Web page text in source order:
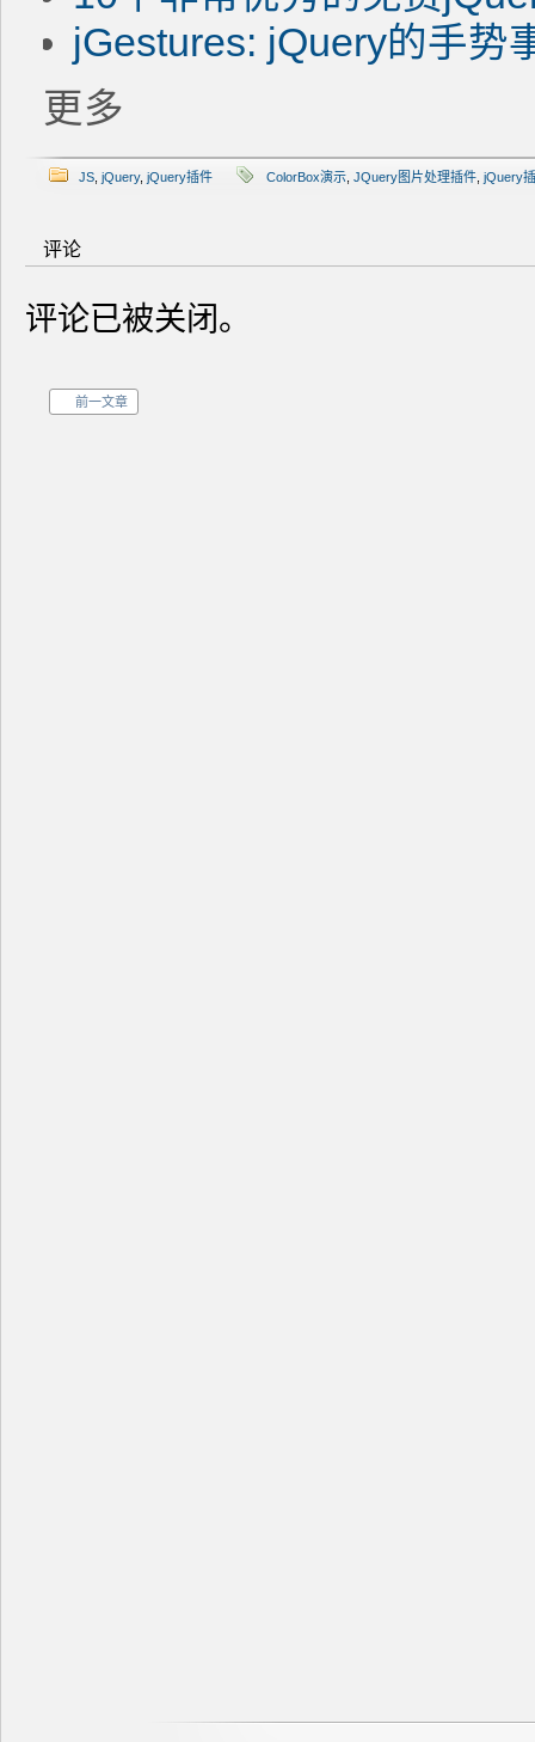
jGestures: jQuery的手势
更多
JS jQuery, jQuery插件 ColorBox演示 JQuery图片处理插件 jQuery
评论
评论已被关闭。
前一文章